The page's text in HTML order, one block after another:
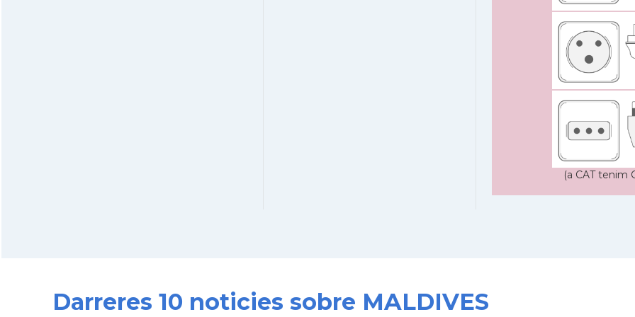
(a CAT tenim
Darreres 10 noticies sobre MALDIVES